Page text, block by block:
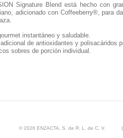
Signature Blend está hecho con
adicionado con Coffeeberry®, para
instantáneo y saludable.
de antioxidantes y polisacáridos
sobres de porción individual.
© 2026 ENZACTA, S. de R. L. de C. V. |